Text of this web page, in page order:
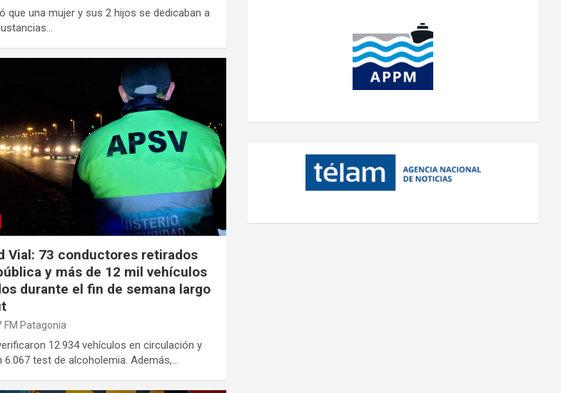
que una mujer y sus 2 hijos se dedicaban a
Vial: 73 conductores retirados
y más de 12 mil vehículos
durante el fin de semana largo
FM Patagonia
12.934 vehículos en circulación y
6.067 test de alcoholemia. Además,…